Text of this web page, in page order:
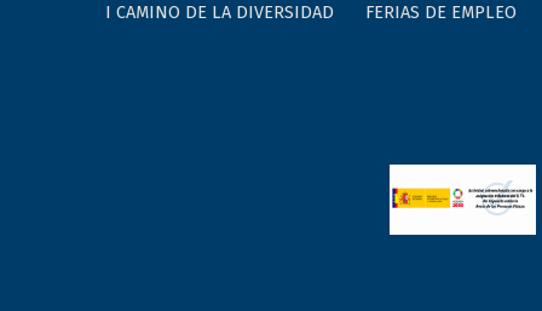
I CAMINO DE LA DIVERSIDAD FERIAS DE EMPLEO